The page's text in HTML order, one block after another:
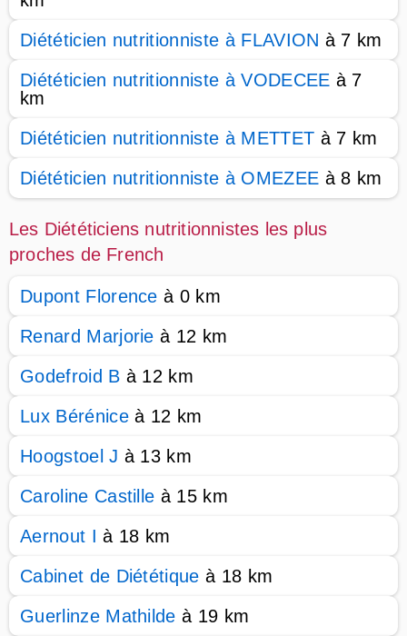
Diététicien nutritionniste à FLAVION à 7 km
Diététicien nutritionniste à VODECEE à 7
km
Diététicien nutritionniste à METTET à 7 km
Diététicien nutritionniste à OMEZEE à 8 km
Les Diététiciens nutritionnistes les plus
proches de French
Dupont Florence à 0 km
Renard Marjorie à 12 km
Godefroid B à 12 km
Lux Béréniceà 12 km
Hoogstoel J à 13 km
Caroline Castille à 15 km
Aernout I à 18 km
Cabinet de Diététique à 18 km
Guerlinze Mathilde à 19 km